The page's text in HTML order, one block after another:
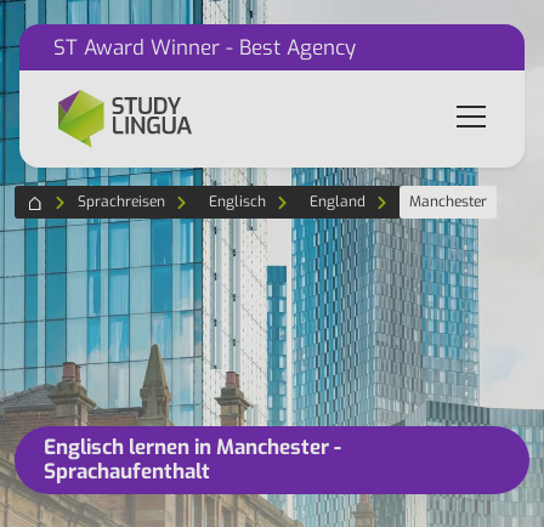
ST Award Winner - Best Agency
Sprachreisen Englisch England Manchester
Englisch lernen in Manchester -
Sprachaufenthalt